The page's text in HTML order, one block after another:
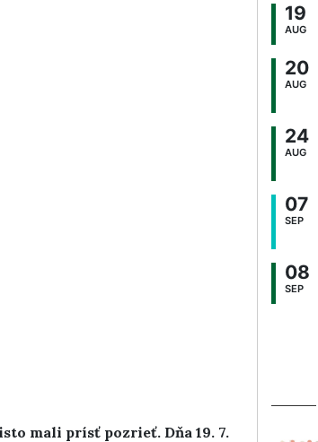
mali prísť pozrieť. Dňa 19. 7.
19
AUG
20
AUG
24
AUG
07
SEP
08
SEP